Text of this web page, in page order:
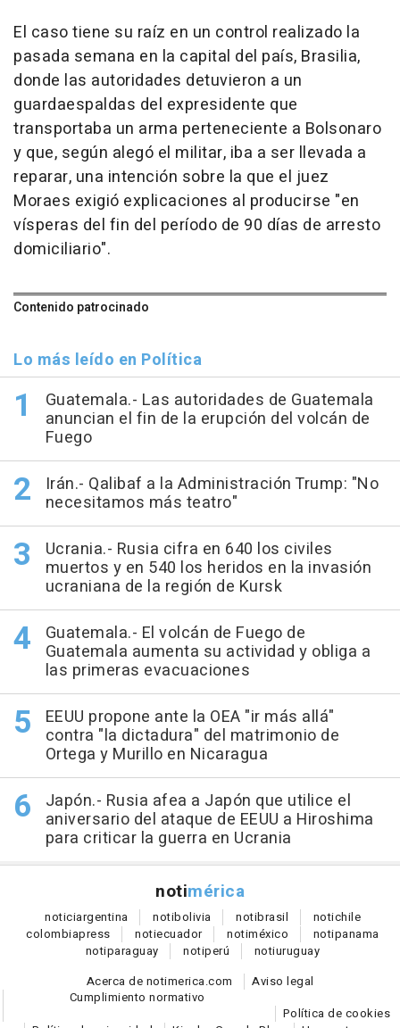
El caso tiene su raíz en un control realizado la
pasada semana en la capital del país, Brasilia,
donde las autoridades detuvieron a un
guardaespaldas del expresidente que
transportaba un arma perteneciente a Bolsonaro
y que, según alegó el militar, iba a ser llevada a
reparar, una intención sobre la que el juez
Moraes exigió explicaciones al producirse "en
vísperas del fin del período de 90 días de arresto
domiciliario".
Contenido patrocinado
Lo más leído en Política
Guatemala.- Las autoridades de Guatemala
anuncian el fin de la erupción del volcán de
Fuego
Irán.- Qalibaf a la Administración Trump: "No
necesitamos más teatro"
Ucrania.- Rusia cifra en 640 los civiles
muertos y en 540 los heridos en la invasión
ucraniana de la región de Kursk
Guatemala.- El volcán de Fuego de
Guatemala aumenta su actividad y obliga a
las primeras evacuaciones
EEUU propone ante la OEA "ir más allá"
contra "la dictadura" del matrimonio de
Ortega y Murillo en Nicaragua
Japón.- Rusia afea a Japón que utilice el
aniversario del ataque de EEUU a Hiroshima
para criticar la guerra en Ucrania
notimérica
noticiargentina notibolivia notibrasil notichile
colombiapress notiecuador notiméxico notipanama
notiparaguay notiperú notiuruguay
Acerca de notimerica.com
Aviso legal
Cumplimiento normativo
Política de cookies